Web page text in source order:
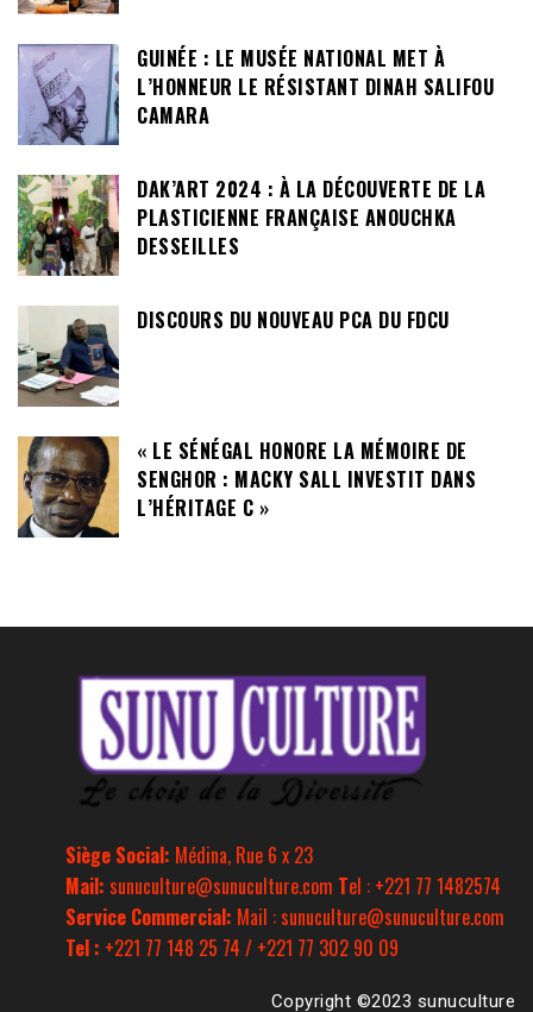
GUINÉE : LE MUSÉE NATIONAL MET À
L’HONNEUR LE RÉSISTANT DINAH SALIFOU
CAMARA
DAK’ART 2024 : À LA DÉCOUVERTE DE LA
PLASTICIENNE FRANÇAISE ANOUCHKA
DESSEILLES
DISCOURS DU NOUVEAU PCA DU FDCU
« LE SÉNÉGAL HONORE LA MÉMOIRE DE
SENGHOR : MACKY SALL INVESTIT DANS
L’HÉRITAGE C »
Siège Social: Médina, Rue 6 x 23
Mail: sunuculture@sunuculture.com Tel : +221 77 1482574
Service Commercial: Mail : sunuculture@sunuculture.com
Tel : +221 77 148 25 74 / +221 77 302 90 09
Copyright ©2023 sunuculture